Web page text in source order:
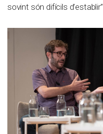
sovint són difícils d’establir”.